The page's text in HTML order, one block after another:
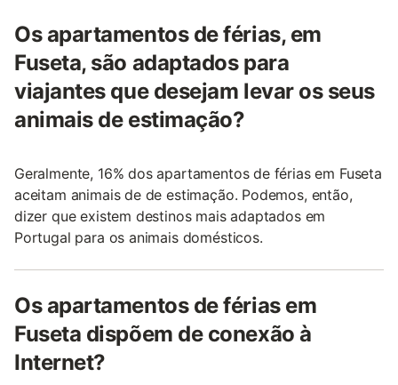
Os apartamentos de férias, em
Fuseta, são adaptados para
viajantes que desejam levar os seus
animais de estimação?
Geralmente, 16% dos apartamentos de férias em Fuseta
aceitam animais de de estimação. Podemos, então,
dizer que existem destinos mais adaptados em
Portugal para os animais domésticos.
Os apartamentos de férias em
Fuseta dispõem de conexão à
Internet?